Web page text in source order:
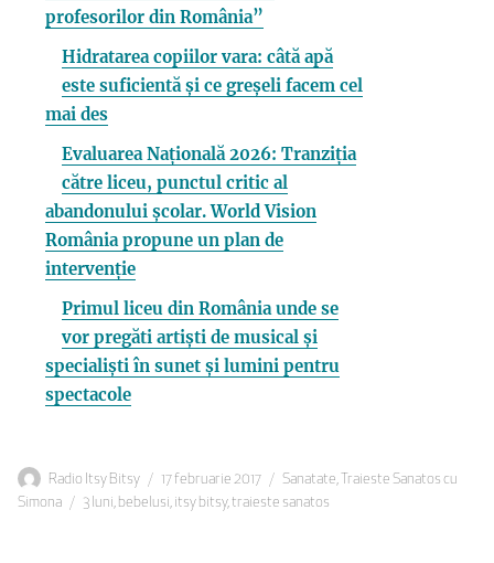
profesorilor din România”
Hidratarea copiilor vara: câtă apă
este suficientă și ce greșeli facem cel
mai des
Evaluarea Națională 2026: Tranziția
către liceu, punctul critic al
abandonului școlar. World Vision
România propune un plan de
intervenție
Primul liceu din România unde se
vor pregăti artiști de musical și
specialiști în sunet și lumini pentru
spectacole
Autor
Radio Itsy Bitsy
Publicat
pe
17 februarie 2017 Categorii
Sanatate,
Traieste Sanatos cu
Simona
Etichete
3 luni, bebelusi, itsy bitsy,traieste sanatos